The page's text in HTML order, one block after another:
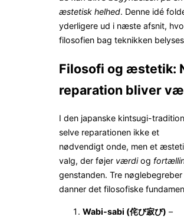
æstetisk helhed. Denne idé
yderligere ud i næste afsnit,
filosofien bag teknikken
Filosofi og æstetik:
reparation bliver
I den japanske kintsugi-
selve reparationen ikke et
nødvendigt onde, men et
valg, der føjer værdiog
genstanden. Tre nøglebegreber
danner det filosofiske
Wabi-sabi (侘び寂び) –